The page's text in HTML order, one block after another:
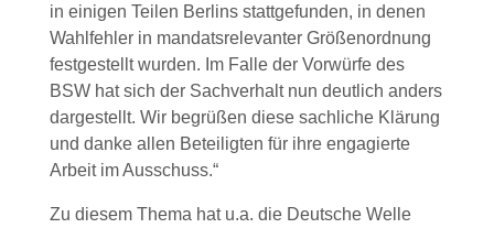
in einigen Teilen Berlins stattgefunden, in denen
Wahlfehler in mandatsrelevanter Größenordnung
festgestellt wurden. Im Falle der Vorwürfe des
BSW hat sich der Sachverhalt nun deutlich anders
dargestellt. Wir begrüßen diese sachliche Klärung
und danke allen Beteiligten für ihre engagierte
Arbeit im Ausschuss.“
Zu diesem Thema hat u.a. die Deutsche Welle